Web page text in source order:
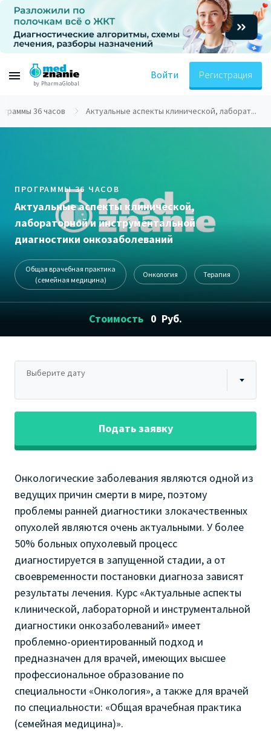
by PharmaGlobal
Войти Регистрация
36 часов Актуальные аспекты клинической, лаборат...
ПРОГРАММЫ 36 ЧАСОВ
Актуальные аспекты клинической,
лабораторной и инструментальной
диагностики онкозаболеваний
Общая врачебная практика
(семейная медицина)
Онкология Терапия
Стоимость 0 Руб.
Выберите дату
Подать заявку
Онкологические заболевания являются одной из
ведущих причин смерти в мире, поэтому
проблемы ранней диагностики злокачественных
опухолей являются очень актуальными. У более
50% больных опухолевый процесс
диагностируется в запущенной стадии, а от
своевременности постановки диагноза зависят
результаты лечения. Курс «Актуальные аспекты
клинической, лабораторной и инструментальной
диагностики онкозаболеваний» имеет
проблемно-ориентированный подход и
предназначен для врачей, имеющих высшее
профессиональное образование по
специальности «Онкология», а также для врачей
по специальности: «Общая врачебная практика
(семейная медицина)».